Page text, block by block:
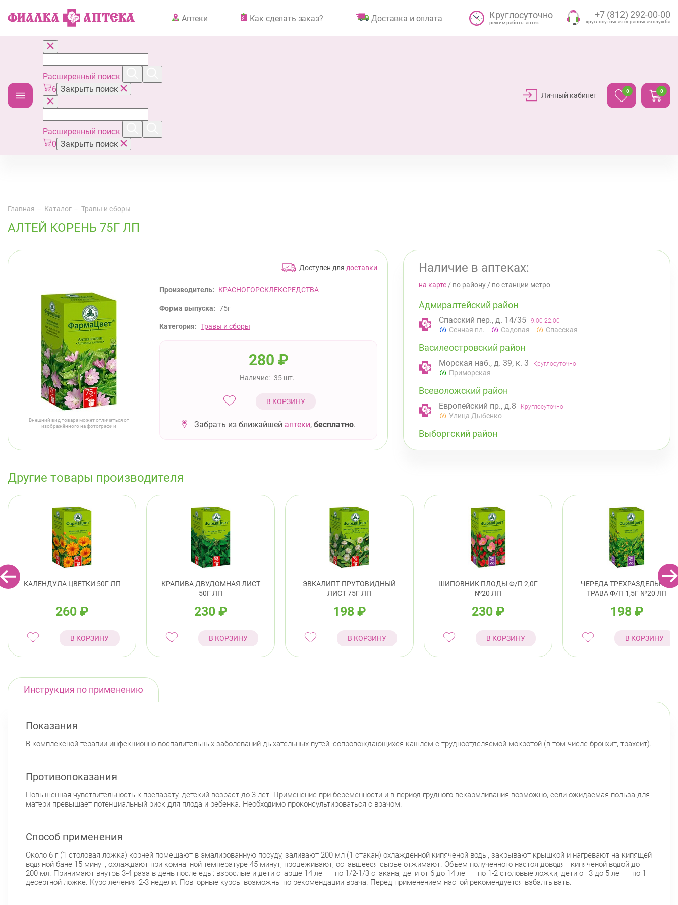
Аптеки Как сделать заказ? Доставка и оплата Круглосуточно
режим работы аптек
+7 (812) 292-00-00
круглосуточная справочная служба
Расширенный поиск
6 Закрыть поиск
Расширенный поиск
0 Закрыть поиск
Личный кабинет
0 0
Главная Каталог Травы и сборы
АЛТЕЙ КОРЕНЬ 75Г ЛП
Доступен для доставки
Внешний вид товара может отличаться от
изображённого на фотографии
Производитель: КРАСНОГОРСКЛЕКСРЕДСТВА
Форма выпуска: 75г
Категория: Травы и сборы
280 ₽
Наличие: 35 шт.
В КОРЗИНУ
Забрать из ближайшей аптеки, бесплатно.
Наличие в аптеках:
на карте / по району / по станции метро
Адмиралтейский район
Спасский пер., д. 14/35 9:00-22:00
Сенная пл. Садовая Спасская
Василеостровский район
Морская наб., д. 39, к. 3 Круглосуточно
Приморская
Всеволожский район
Европейский пр., д.8 Круглосуточно
Улица Дыбенко
Выборгский район
ул. Асафьева, д. 3 Круглосуточно
Калининский район
Проспект Просвещения, д. 91 (Киришская ул., д. 4)
Гражданский пр.
пр. Науки, д. 19, к. 2
Академическая
Кировский район
пр. Ветеранов, д. 109, к. 1
Проспект Ветеранов
Юго-Западная Ленинский проспект
Красногвардейский район
Улица Дыбенко
Б. Монетная ул., д. 10 Круглосуточно
Горьковская Петроградская Чкаловская
Приморский район
Другие товары производителя
КАЛЕНДУЛА ЦВЕТКИ 50Г ЛП
260 ₽
В КОРЗИНУ
КРАПИВА ДВУДОМНАЯ ЛИСТ
50Г ЛП
230 ₽
В КОРЗИНУ
ЭВКАЛИПТ ПРУТОВИДНЫЙ
ЛИСТ 75Г ЛП
198 ₽
В КОРЗИНУ
ШИПОВНИК ПЛОДЫ Ф/П 2,0Г
№20 ЛП
230 ₽
В КОРЗИНУ
ЧЕРЕДА ТРЕХРАЗДЕЛЬНАЯ
ТРАВА Ф/П 1,5Г №20 ЛП
198 ₽
В КОРЗИНУ
Инструкция по применению
Показания
В комплексной терапии инфекционно-воспалительных заболеваний дыхательных путей, сопровождающихся кашлем с трудноотделяемой мокротой (в том числе бронхит, трахеит).
Противопоказания
Повышенная чувствительность к препарату, детский возраст до 3 лет. Применение при беременности и в период грудного вскармливания возможно, если ожидаемая польза для
матери превышает потенциальный риск для плода и ребенка. Необходимо проконсультироваться с врачом.
Способ применения
Около 6 г (1 столовая ложка) корней помещают в эмалированную посуду, заливают 200 мл (1 стакан) охлажденной кипяченой воды, закрывают крышкой и нагревают на кипящей
водяной бане 15 минут, охлаждают при комнатной температуре 45 минут, процеживают, оставшееся сырье отжимают. Объем полученного настоя доводят кипяченой водой до
200 мл. Принимают внутрь 3-4 раза в день после еды: взрослые и дети старше 14 лет – по 1/2-1/3 стакана, дети от 6 до 14 лет – по 1-2 столовые ложки, дети от 3 до 5 лет – по 1
десертной ложке. Курс лечения 2-3 недели. Повторные курсы возможны по рекомендации врача. Перед применением настой рекомендуется взбалтывать.